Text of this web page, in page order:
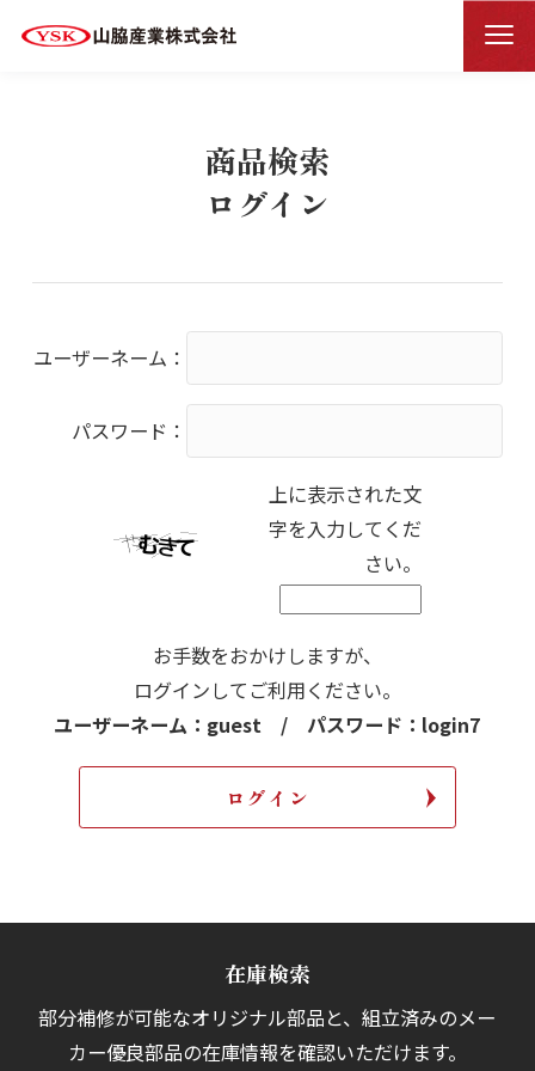
HOME 商品検索ログイン
商品検索
ログイン
ユーザーネーム：
パスワード：
上に表示された文
字を入力してくだ
さい。
お手数をおかけしますが、
ログインしてご利用ください。
ユーザーネーム：guest / パスワード：login7
在庫検索
部分補修が可能なオリジナル部品と、組立済みのメー
カー優良部品の在庫情報を確認いただけます。